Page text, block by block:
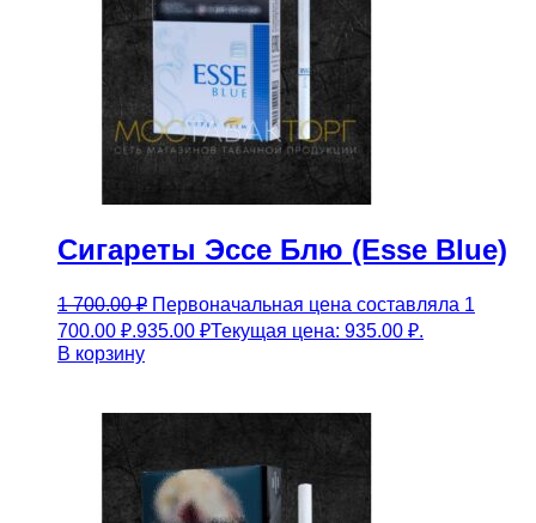
Сигареты Эссе Блю (Esse Blue)
1 700.00₽ Первоначальная цена составляла 1
700.00 ₽.935.00 ₽Текущая цена: 935.00 ₽.
В корзину